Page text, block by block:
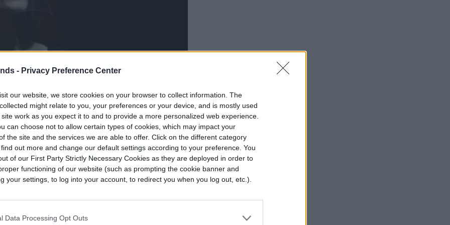
- Privacy Preference Center
our website, we store cookies on your browser to collect information. The
might relate to you, your preferences or your device, and is mostly used
work as you expect it to and to provide a more personalized web experience.
can choose not to allow certain types of cookies, which may impact your
the site and the services we are able to offer. Click on the different category
out more and change our default settings according to your preference. You
of our First Party Strictly Necessary Cookies as they are deployed in order to
functioning of our website (such as prompting the cookie banner and
your settings, to log into your account, to redirect you when you log out, etc.).
Data Processing Opt Outs
principalmente para proteger los ojos del
suficiente evidencia para respaldar la
para el control de fuentes”, por lo que no los
faciales es limitada, según los centros, los